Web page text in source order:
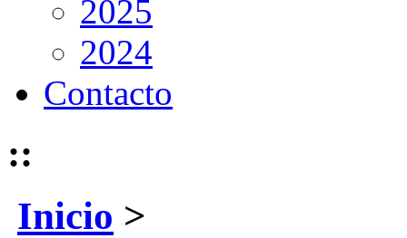
2025
2024
Contacto
::
Inicio >